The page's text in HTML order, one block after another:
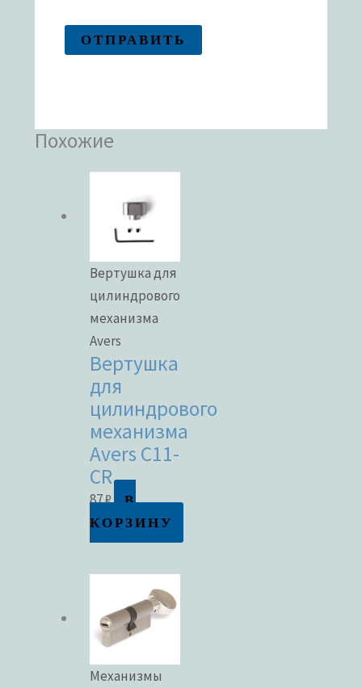
Похожие
Вертушка для
цилиндрового
механизма
Avers
Вертушка
для
цилиндрового
механизма
Avers C11-
CR
87₽
В
КОРЗИНУ
Механизмы